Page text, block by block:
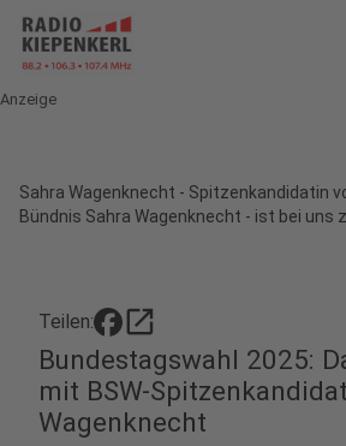
Anzeige
Sahra Wagenknecht - Spitzenkandidatin
Bündnis Sahra Wagenknecht - ist bei uns
Teilen: open_in_new
Bundestagswahl 2025:
mit BSW-
Wagenknecht